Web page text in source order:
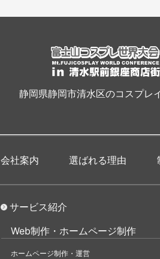
静岡県静岡市清水区のコスプレ
会社案内 選ばれる理由
サービス紹介
Web制作・ホームページ制作
ホームページ制作・運営